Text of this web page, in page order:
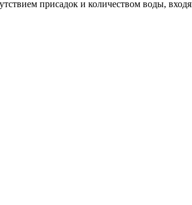
присадок и количеством воды,